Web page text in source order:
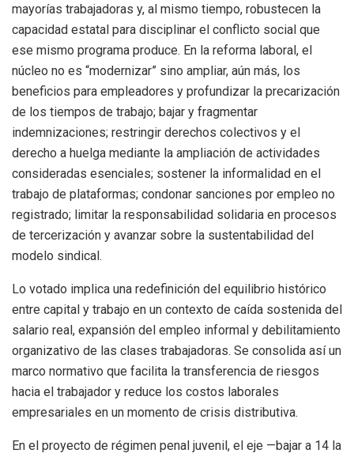
mayorías trabajadoras y, al mismo tiempo, robustecen la
capacidad estatal para disciplinar el conflicto social que
ese mismo programa produce. En la reforma laboral, el
núcleo no es “modernizar” sino ampliar, aún más, los
beneficios para empleadores y profundizar la precarización
de los tiempos de trabajo; bajar y fragmentar
indemnizaciones; restringir derechos colectivos y el
derecho a huelga mediante la ampliación de actividades
consideradas esenciales; sostener la informalidad en el
trabajo de plataformas; condonar sanciones por empleo no
registrado; limitar la responsabilidad solidaria en procesos
de tercerización y avanzar sobre la sustentabilidad del
modelo sindical.
Lo votado implica una redefinición del equilibrio histórico
entre capital y trabajo en un contexto de caída sostenida del
salario real, expansión del empleo informal y debilitamiento
organizativo de las clases trabajadoras. Se consolida así un
marco normativo que facilita la transferencia de riesgos
hacia el trabajador y reduce los costos laborales
empresariales en un momento de crisis distributiva.
En el proyecto de régimen penal juvenil, el eje —bajar a 14 la